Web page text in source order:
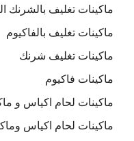
ماكينات تغليف بالشرنك
ماكينات تغليف بالفاكيوم
ماكينات تغليف شرنك
ماكينات فاكيوم
ماكينات لحام اكياس و
ماكينات لحام اكياس